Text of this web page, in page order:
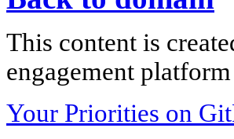
This content is
engagement
Your Priorities on